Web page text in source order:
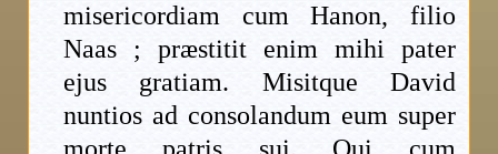
misericordiam cum Hanon, filio
Naas ; præstitit enim mihi pater
ejus gratiam. Misitque David
nuntios ad consolandum eum super